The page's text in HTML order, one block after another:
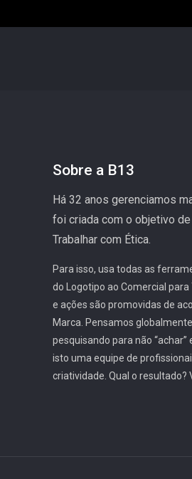
Sobre a B13
Há 32 anos gerenciamos
foi criada com o objetivo
Trabalhar com Ética.
Para isso, usa todas as
do Logotipo ao Comercial para
e ações são promovidas de
Marca. Pensamos
pesquisando para não
isto uma equipe de
criatividade. Qual o resultado?